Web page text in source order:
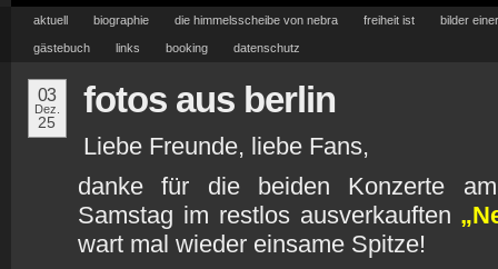
aktuell biographie die himmelsscheibe von nebra freiheit ist bilder
gästebuch links booking datenschutz
03
Dez.
25
fotos aus berlin
Liebe Freunde, liebe Fans,
danke für die beiden Konzerte
Samstag im restlos ausverkauften
wart mal wieder einsame Spitze!